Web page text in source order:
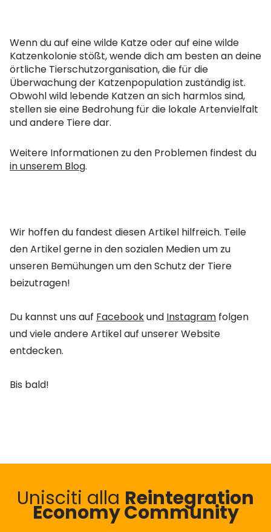
Wenn du auf eine wilde Katze oder auf eine wilde
Katzenkolonie stößt, wende dich am besten an deine
örtliche Tierschutzorganisation, die für die
Überwachung der Katzenpopulation zuständig ist.
Obwohl wild lebende Katzen an sich harmlos sind,
stellen sie eine Bedrohung für die lokale Artenvielfalt
und andere Tiere dar.
Weitere Informationen zu den Problemen findest du
in unserem Blog.
Wir hoffen du fandest diesen Artikel hilfreich. Teile
den Artikel gerne in den sozialen Medien um zu
unseren Bemühungen um den Schutz der Tiere
beizutragen!
Du kannst uns auf Facebookund Instagram folgen
und viele andere Artikel auf unserer Website
entdecken.
Bis bald!
Unisciti alla Reintegration
Economy Community